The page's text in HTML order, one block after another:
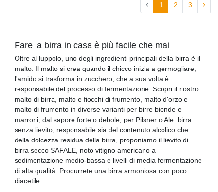
1 2 3
Fare la birra in casa è più facile che mai
Oltre al luppolo, uno degli ingredienti principali della birra è il
malto. Il malto si crea quando il chicco inizia a germogliare,
l'amido si trasforma in zucchero, che a sua volta è
responsabile del processo di fermentazione. Scopri il nostro
malto di birra, malto e fiocchi di frumento, malto d'orzo e
malto di frumento in diverse varianti per birre bionde e
marroni, dal sapore forte o debole, per Pilsner o Ale. birra
senza lievito, responsabile sia del contenuto alcolico che
della dolcezza residua della birra, proponiamo il lievito di
birra secco SAFALE, noto vitigno americano a
sedimentazione medio-bassa e livelli di media fermentazione
di alta qualità. Produrrete una birra armoniosa con poco
diacetile.